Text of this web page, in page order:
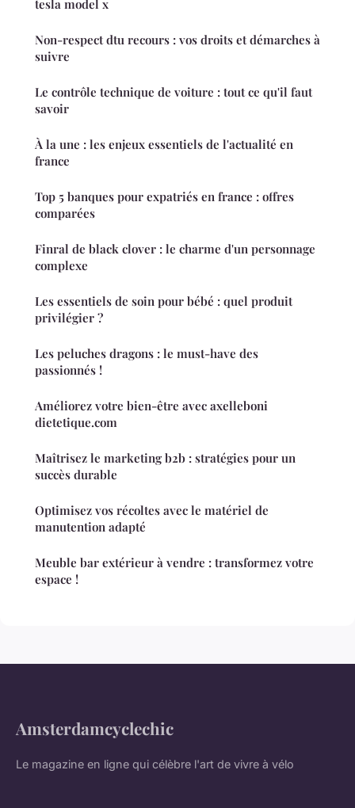
tesla model x
Non-respect dtu recours : vos droits et démarches à
suivre
Le contrôle technique de voiture : tout ce qu'il faut
savoir
À la une : les enjeux essentiels de l'actualité en
france
Top 5 banques pour expatriés en france : offres
comparées
Finral de black clover : le charme d'un personnage
complexe
Les essentiels de soin pour bébé : quel produit
privilégier ?
Les peluches dragons : le must-have des
passionnés !
Améliorez votre bien-être avec axelleboni
dietetique.com
Maîtrisez le marketing b2b : stratégies pour un
succès durable
Optimisez vos récoltes avec le matériel de
manutention adapté
Meuble bar extérieur à vendre : transformez votre
espace !
Amsterdamcyclechic
Le magazine en ligne qui célèbre l'art de vivre à vélo